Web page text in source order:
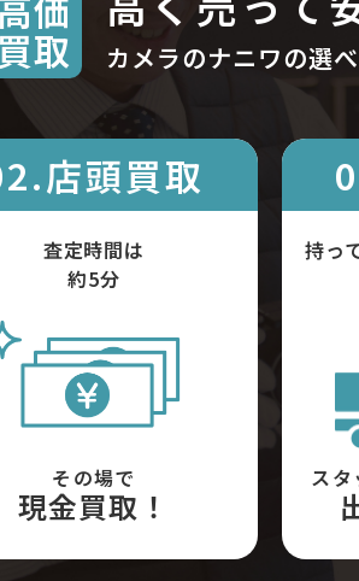
買取 カメラのナニワの選
店頭買取
査定時間は
約5分
その場で
現金買取！
持っ
スタ